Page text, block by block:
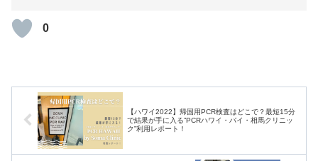
0
【ハワイ2022】帰国用PCR検査はどこで？最短15分
で結果が手に入る”PCRハワイ・バイ・相馬クリニッ
ク”利用レポート！